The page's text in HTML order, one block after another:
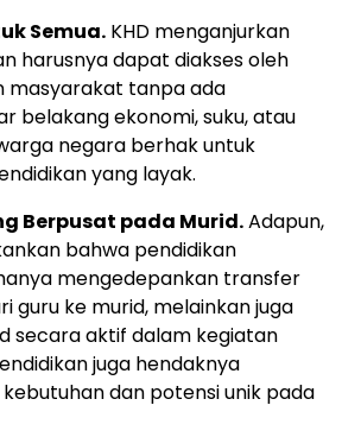
Semua. KHD menganjurkan
harusnya dapat diakses oleh
masyarakat tanpa ada
belakang ekonomi, suku, atau
negara berhak untuk
yang layak.
Berpusat pada Murid.Adapun,
bahwa pendidikan
mengedepankan transfer
guru ke murid, melainkan juga
secara aktif dalam kegiatan
juga hendaknya
dan potensi unik pada